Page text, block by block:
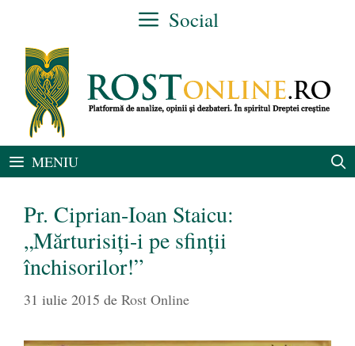
conținut
Social
MENIU
Pr. Ciprian-Ioan Staicu:
„Mărturisiţi-i pe sfinţii
închisorilor!”
31 iulie 2015 de Rost Online